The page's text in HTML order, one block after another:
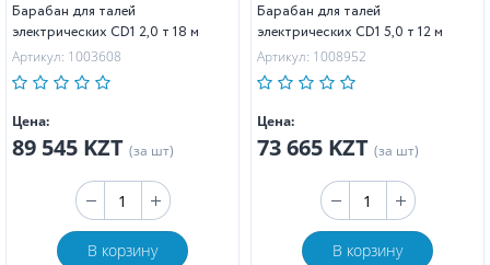
Барабан для талей
электрических CD1 2,0 т 18 м
Артикул: 1003608
Цена:
89 545 KZT (за шт)
В корзину
Барабан для талей
электрических CD1 5,0 т 12 м
Артикул: 1008952
Цена:
73 665 KZT (за шт)
В корзину